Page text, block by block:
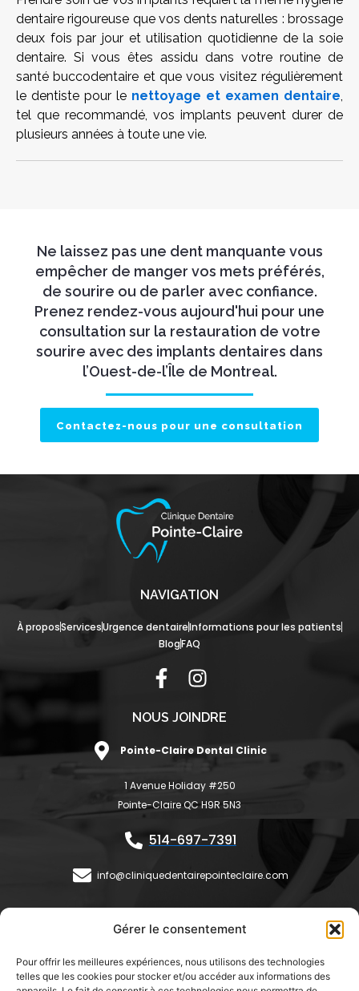
Gérer le consentement
Pour offrir les meilleures expériences, nous utilisons des technologies
telles que les cookies pour stocker et/ou accéder aux informations des
dentaire rigoureuse que vos dents naturelles : brossage
deux fois par jour et utilisation quotidienne de la soie
dentaire. Si vous êtes assidu dans votre routine de
santé buccodentaire et que vous visitez régulièrement
le dentiste pour le nettoyage et examen dentaire,
tel que recommandé, vos implants peuvent durer de
plusieurs années à toute une vie.
Ne laissez pas une dent manquante vous
empêcher de manger vos mets préférés,
de sourire ou de parler avec confiance.
Prenez rendez-vous aujourd'hui pour une
consultation sur la restauration de votre
sourire avec des implants dentaires dans
l’Ouest-de-l’Île de Montreal.
Contactez-nous pour une consultation
NAVIGATION
À proposServicesUrgence dentaireInformations pour les patients
BlogFAQ
F
c
b
o
o
-
I
s
a
g
r
m
NOUS JOINDRE
Pointe-Claire Dental Clinic
1 Avenue Holiday #250
Pointe-Claire QC H9R 5N3
514-697-7391
info@cliniquedentairepointeclaire.com
HEURES D'OUVERTURE
Mardi:
Mercredi:
9h30 - 18h
8h30 - 17h